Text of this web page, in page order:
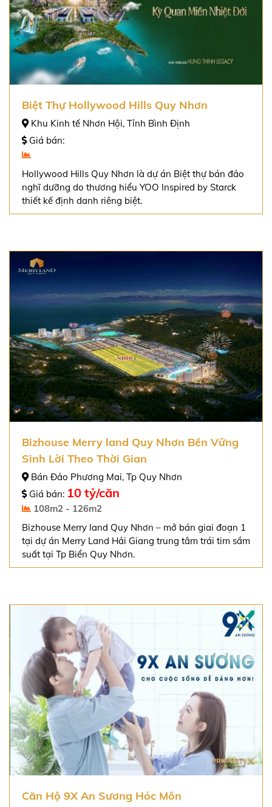
Biệt Thự Hollywood Hills Quy Nhơn
Khu Kinh tế Nhơn Hội, Tỉnh Bình Định
Giá bán:
Hollywood Hills Quy Nhơn là dự án Biệt thự bán đảo
nghĩ dưỡng do thương hiểu YOO Inspired by Starck
thiết kế định danh riêng biệt.
Bizhouse Merry land Quy Nhơn Bền Vững
Sinh Lời Theo Thời Gian
Bán Đảo Phương Mai, Tp Quy Nhơn
Giá bán: 10 tỷ/căn
108m2 - 126m2
Bizhouse Merry land Quy Nhơn – mở bán giai đoạn 1
tại dự án Merry Land Hải Giang trung tâm trái tim sầm
suất tại Tp Biển Quy Nhơn.
Căn Hộ 9X An Sương Hóc Môn